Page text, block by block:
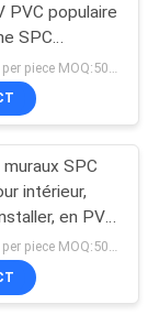
66
PVC populaire
SPC
SPC
intérieur,
en PVC
imitation
mm
USD8.4-11.8 per piece MOQ:50pcs/color